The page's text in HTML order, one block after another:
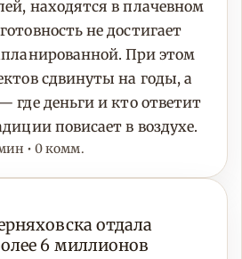
находятся в плачевном
не достигает
При этом
сдвинуты на годы, а
где деньги и кто ответит
повисает в воздухе.
• 0 комм.
отдала
6 миллионов